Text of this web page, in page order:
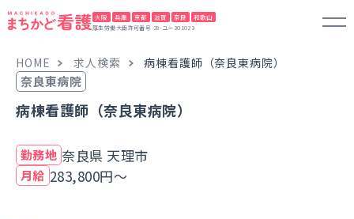
大阪 兵庫 京都 滋賀 奈良 和歌山
厚生労働大臣許可番号 28-ユー301023
HOME 求人検索 病棟看護師（奈良東病院）
奈良東病院
病棟看護師（奈良東病院）
勤務地 奈良県 天理市
月給 283,800円～